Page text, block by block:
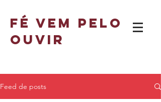
fé vem pelo
ouvir
Feed de posts